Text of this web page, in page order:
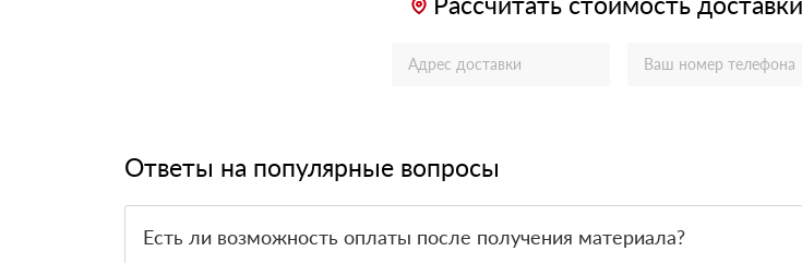
Ответы на популярные вопросы
Есть ли возможность оплаты после получения материала?